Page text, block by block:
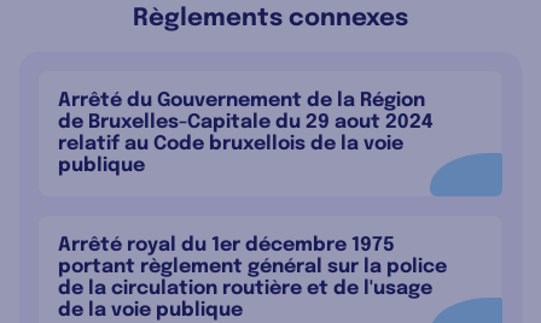
Règlements connexes
Arrêté du Gouvernement de la Région
de Bruxelles-Capitale du 29 aout 2024
relatif au Code bruxellois de la voie
publique
Arrêté royal du 1er décembre 1975
portant règlement général sur la police
de la circulation routière et de l'usage
de la voie publique